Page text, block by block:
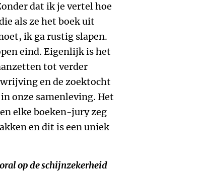
dat ik je vertel hoe
als ze het boek uit
ik ga rustig slapen.
eind. Eigenlijk is het
tot verder
en de zoektocht
onze samenleving. Het
elke boeken-jury zeg
en dit is een uniek
op de schijnzekerheid